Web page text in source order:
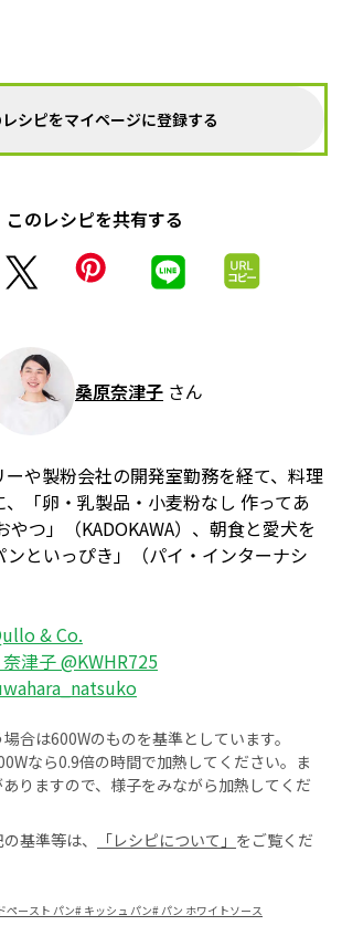
シピをマイページに登録する
このレシピを共有する
桑原奈津子 さん
ーや製粉会社の開発室勤務を経て、料理
「卵・乳製品・小麦粉なし 作ってあ
やつ」（KADOKAWA）、朝食と愛犬を
といっぴき」（パイ・インターナシ
& Co.
津子 @KWHR725
合は600Wのものを基準としています。
なら0.9倍の時間で加熱してください。ま
りますので、様子をみながら加熱してくだ
基準等は、
「レシピについて」 をご覧くだ
ペースト パン# キッシュ パン#パン ホワイトソース